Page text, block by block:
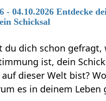
- 04.10.2026 Entdecke
Schicksal
du dich schon gefragt,
ist, dein
dieser Welt bist?
es in deinem Leben